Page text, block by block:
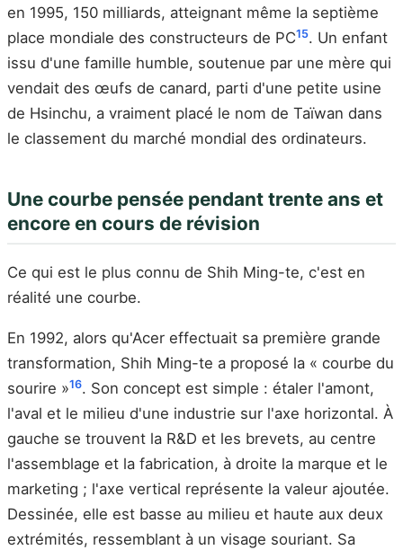
en 1995, 150 milliards, atteignant même la septième
place mondiale des constructeurs de PC15. Un enfant
issu d'une famille humble, soutenue par une mère qui
vendait des œufs de canard, parti d'une petite usine
de Hsinchu, a vraiment placé le nom de Taïwan dans
le classement du marché mondial des ordinateurs.
Une courbe pensée pendant trente ans et
encore en cours de révision
Ce qui est le plus connu de Shih Ming-te, c'est en
réalité une courbe.
En 1992, alors qu'Acer effectuait sa première grande
transformation, Shih Ming-te a proposé la « courbe du
sourire »16. Son concept est simple : étaler l'amont,
l'aval et le milieu d'une industrie sur l'axe horizontal. À
gauche se trouvent la R&D et les brevets, au centre
l'assemblage et la fabrication, à droite la marque et le
marketing ; l'axe vertical représente la valeur ajoutée.
Dessinée, elle est basse au milieu et haute aux deux
extrémités, ressemblant à un visage souriant. Sa